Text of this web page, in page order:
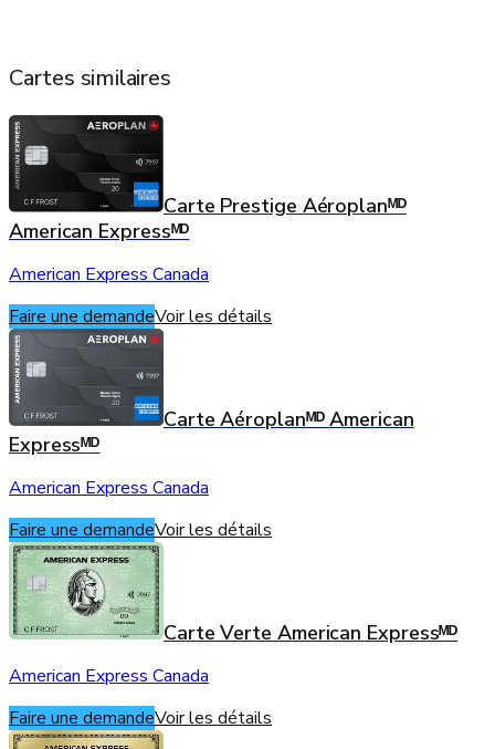
Cartes similaires
Carte Prestige Aéroplanᴹᴰ
American Expressᴹᴰ
American Express Canada
Faire une demandeVoir les détails
Carte Aéroplanᴹᴰ American
Expressᴹᴰ
American Express Canada
Faire une demandeVoir les détails
Carte Verte American Expressᴹᴰ
American Express Canada
Faire une demandeVoir les détails